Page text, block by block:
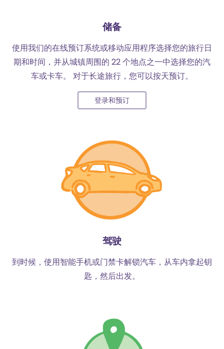
储备
使用我们的在线预订系统或移动应用程序选择您的旅行日
期和时间，并从城镇周围的 22 个地点之一中选择您的汽
车或卡车。 对于长途旅行，您可以按天预订。
登录和预订
驾驶
到时候，使用智能手机或门禁卡解锁汽车，从车内拿起钥
匙，然后出发。